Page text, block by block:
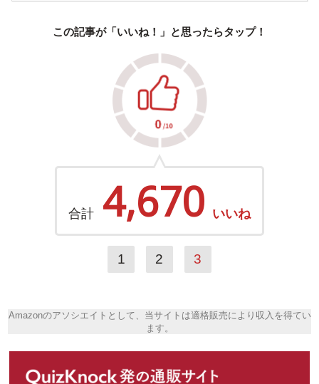
この記事が「いいね！」と思ったらタップ！
合計 4,670 いいね
1 2 3
Amazonのアソシエイトとして、当サイトは適格販売により収入を得てい
ます。